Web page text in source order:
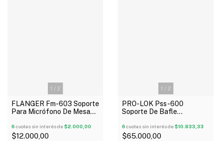
1 / 2
FLANGER Fm-603 Soporte
Para Micrófono De Mesa
6 cuotas sin interés de$2.000,00
$12.000,00
1 / 2
PRO-LOK Pss-600
Soporte De Bafle
Unidad Oferta!
6 cuotas sin interés de$10.833,33
$65.000,00